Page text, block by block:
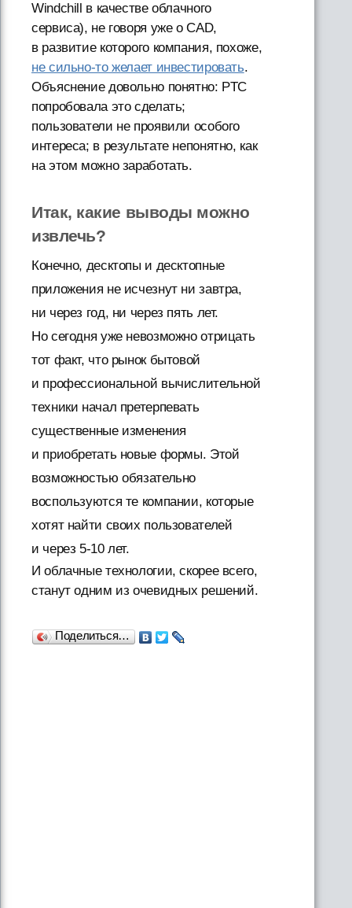
Windchill в качестве облачного
сервиса), не говоря уже о CAD,
в развитие которого компания, похоже,
не сильно-то желает инвестировать.
Объяснение довольно понятно: PTC
попробовала это сделать;
пользователи не проявили особого
интереса; в результате непонятно, как
на этом можно заработать.
Итак, какие выводы можно
извлечь?
Конечно, десктопы и десктопные
приложения не исчезнут ни завтра,
ни через год, ни через пять лет.
Но сегодня уже невозможно отрицать
тот факт, что рынок бытовой
и профессиональной вычислительной
техники начал претерпевать
существенные изменения
и приобретать новые формы. Этой
возможностью обязательно
воспользуются те компании, которые
хотят найти своих пользователей
и через 5-10 лет.
И облачные технологии, скорее всего,
станут одним из очевидных решений.
Поделиться…